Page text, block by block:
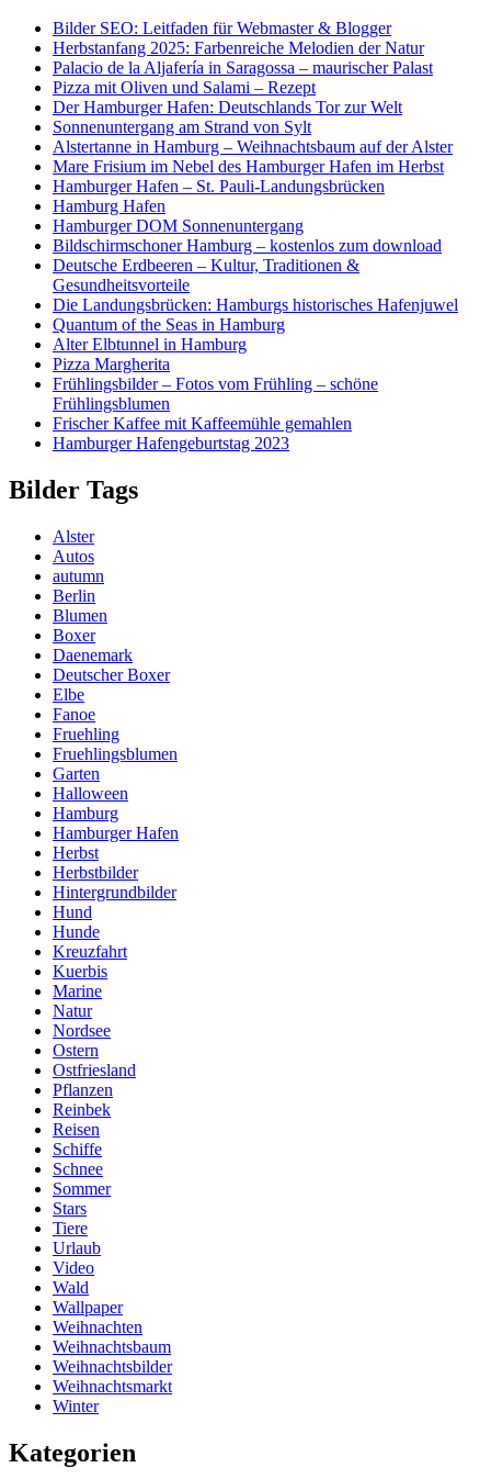
Bilder SEO: Leitfaden für Webmaster & Blogger
Herbstanfang 2025: Farbenreiche Melodien der Natur
Palacio de la Aljafería in Saragossa – maurischer Palast
Pizza mit Oliven und Salami – Rezept
Der Hamburger Hafen: Deutschlands Tor zur Welt
Sonnenuntergang am Strand von Sylt
Alstertanne in Hamburg – Weihnachtsbaum auf der Alster
Mare Frisium im Nebel des Hamburger Hafen im Herbst
Hamburger Hafen – St. Pauli-Landungsbrücken
Hamburg Hafen
Hamburger DOM Sonnenuntergang
Bildschirmschoner Hamburg – kostenlos zum download
Deutsche Erdbeeren – Kultur, Traditionen &
Gesundheitsvorteile
Die Landungsbrücken: Hamburgs historisches Hafenjuwel
Quantum of the Seas in Hamburg
Alter Elbtunnel in Hamburg
Pizza Margherita
Frühlingsbilder – Fotos vom Frühling – schöne
Frühlingsblumen
Frischer Kaffee mit Kaffeemühle gemahlen
Hamburger Hafengeburtstag 2023
Bilder Tags
Alster
Autos
autumn
Berlin
Blumen
Boxer
Daenemark
Deutscher Boxer
Elbe
Fanoe
Fruehling
Fruehlingsblumen
Garten
Halloween
Hamburg
Hamburger Hafen
Herbst
Herbstbilder
Hintergrundbilder
Hund
Hunde
Kreuzfahrt
Kuerbis
Marine
Natur
Nordsee
Ostern
Ostfriesland
Pflanzen
Reinbek
Reisen
Schiffe
Schnee
Sommer
Stars
Tiere
Urlaub
Video
Wald
Wallpaper
Weihnachten
Weihnachtsbaum
Weihnachtsbilder
Weihnachtsmarkt
Winter
Kategorien